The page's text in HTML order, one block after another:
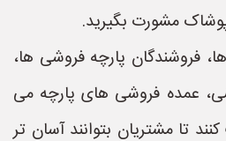
مشورت بگیرید.
فروشندگان پارچه فروشی ها،
عمده فروشی های پارچه می
تا مشتریان بتوانند آسان تر